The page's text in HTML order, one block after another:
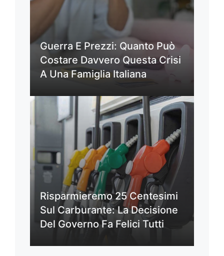
Guerra E Prezzi: Quanto Può
Costare Davvero Questa Crisi
A Una Famiglia Italiana
Risparmieremo 25 Centesimi
Sul Carburante: La Decisione
Del Governo Fa Felici Tutti